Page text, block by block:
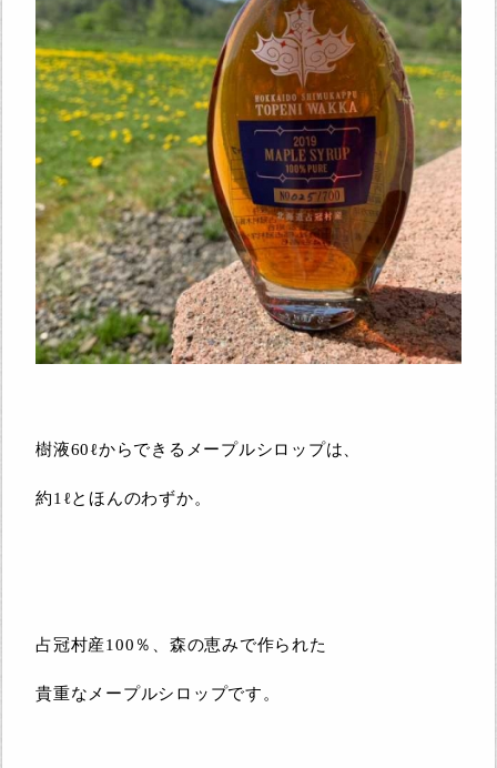
樹液60ℓからできるメープルシロップは、
約1ℓとほんのわずか。
占冠村産100％、森の恵みで作られた
貴重なメープルシロップです。